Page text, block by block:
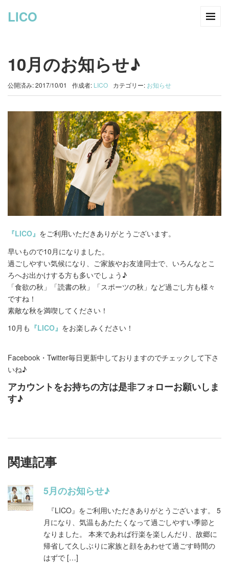
LICO
10月のお知らせ♪
公開済み: 2017/10/01 作成者: LICO カテゴリー: お知らせ
『LICO』 をご利用いただきありがとうございます。
早いもので10月になりました。
過ごしやすい気候になり、ご家族やお友達同士で、いろんなとこ
ろへお出かけする方も多いでしょう♪
「食欲の秋」「読書の秋」「スポーツの秋」など過ごし方も様々
ですね！
素敵な秋を満喫してください！
10月も 『LICO』 をお楽しみください！
Facebook・Twitter毎日更新中しておりますのでチェックして下さ
いね♪
アカウントをお持ちの方は是非フォローお願いしま
す♪
関連記事
5月のお知らせ♪
『LICO』をご利用いただきありがとうございます。 5
月になり、気温もあたたくなって過ごしやすい季節と
なりました。 本来であれば行楽を楽しんだり、故郷に
帰省して久しぶりに家族と顔をあわせて過ごす時間の
はずで […]